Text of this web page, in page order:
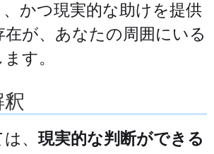
かつ現実的な助けを提供
在が、あなたの周囲にいる
す。
は、現実的な判断ができる